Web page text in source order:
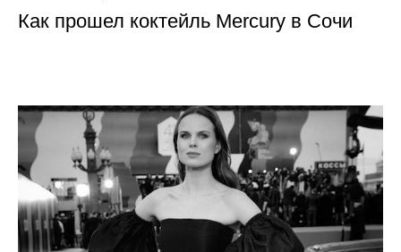
Как прошел коктейль Mercury в Сочи